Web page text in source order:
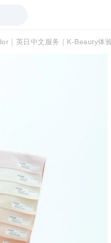
｜英日中文服务｜K-Beauty体